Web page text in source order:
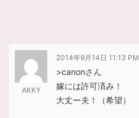
AKKY
2014年9月14日 11:13 PM
>canonさん
嫁には許可済み！
大丈ー夫！（希望）